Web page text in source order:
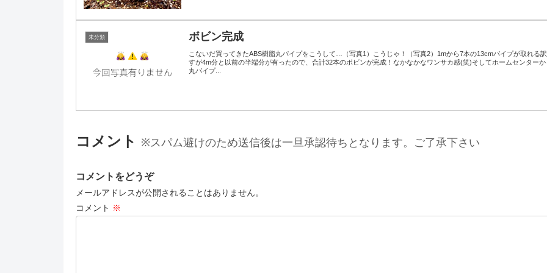
未分類 ボビン完成
こないだ買ってきたABS樹脂丸パイプをこうして…（写真1）こうじゃ！（写真2）1mから7本の13cmパイプが取れる
すが4m分と以前の半端分が有ったので、合計32本のボビンが完成！なかなかなワンサカ感(笑)そしてホームセンター
丸パイプ...
コメント ※スパム避けのため送信後は一旦承認待ちとなります。ご了承下さい
コメントをどうぞ
メールアドレスが公開されることはありません。
コメント ※